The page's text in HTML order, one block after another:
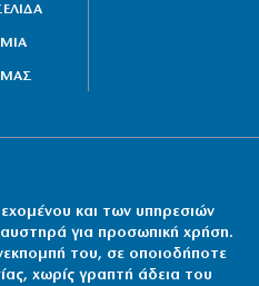
και των υπηρεσιών
αυστηρά για προσωπική χρήση.
του, σε οποιοδήποτε
χωρίς γραπτή άδεια του